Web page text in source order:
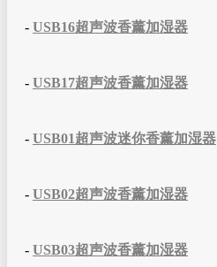
- USB16超声波香薰加湿器
- USB17超声波香薰加湿器
- USB01超声波迷你香薰加湿器
- USB02超声波香薰加湿器
- USB03超声波香薰加湿器